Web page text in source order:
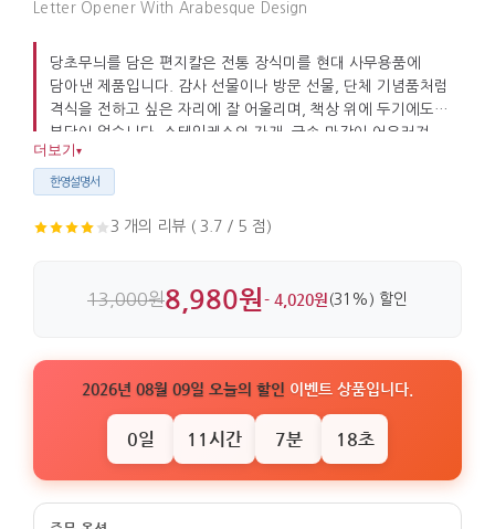
Letter Opener With Arabesque Design
당초무늬를 담은 편지칼은 전통 장식미를 현대 사무용품에
담아낸 제품입니다. 감사 선물이나 방문 선물, 단체 기념품처럼
격식을 전하고 싶은 자리에 잘 어울리며, 책상 위에 두기에도
부담이 없습니다. 스테인레스와 자개, 금속 마감이 어우러져
디테일이 살아 있습니다.
더보기 ▾
한영설명서
3 개의 리뷰 ( 3.7 / 5 점)
13,000원8,980원- 4,020원 (31%) 할인
2026년 08월 09일 오늘의 할인 이벤트 상품입니다.
0일 11시간 7분 18초